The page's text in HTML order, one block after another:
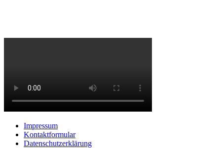
Impressum
Kontaktformular
Datenschutzerklärung